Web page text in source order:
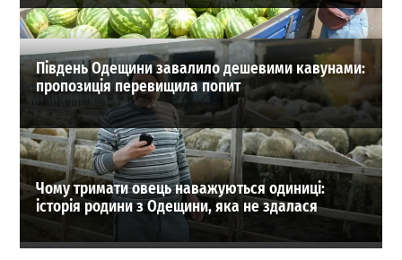
Південь Одещини завалило дешевими кавунами:
пропозиція перевищила попит
Чому тримати овець наважуються одиниці:
історія родини з Одещини, яка не здалася